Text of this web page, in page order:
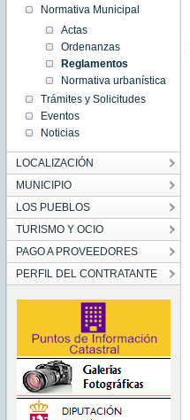
Normativa Municipal
Actas
Ordenanzas
Reglamentos
Normativa urbanística
Trámites y Solicitudes
Eventos
Noticias
LOCALIZACIÓN
MUNICIPIO
LOS PUEBLOS
TURISMO Y OCIO
PAGO A PROVEEDORES
PERFIL DEL CONTRATANTE